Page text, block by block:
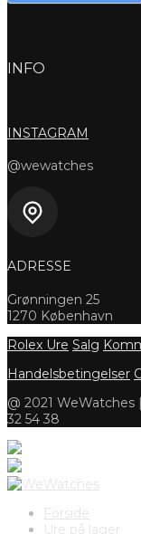
INFO
INSTAGRAM
@wewatches
ADRESSE
Grønningen 25
1270 København
Rolex Ure Salg
Handelsbetingelser
@ 2021
32 54 38
Forside
Ure på lager